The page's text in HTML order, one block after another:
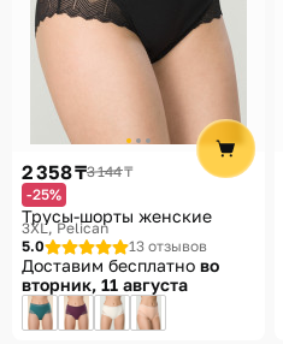
2 358 ₸3 144 ₸
-25%
Трусы-шорты женские
3XL Pelican
5.0
13 отзывов
Доставим бесплатно во
вторник, 11 августа